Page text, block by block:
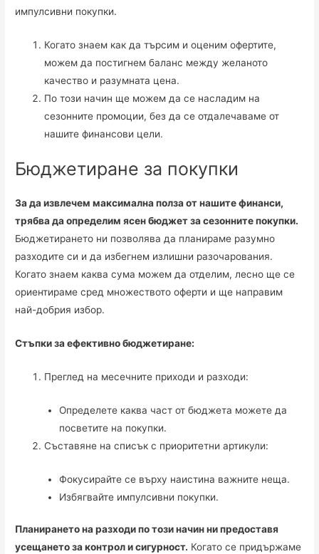
импулсивни покупки.
Когато знаем как да търсим и оценим офертите,
можем да постигнем баланс между желаното
качество и разумната цена.
По този начин ще можем да се насладим на
сезонните промоции, без да се отдалечаваме от
нашите финансови цели.
Бюджетиране за покупки
За да извлечем максимална полза от нашите финанси,
трябва да определим ясен бюджет за сезонните покупки.
Бюджетирането ни позволява да планираме разумно
разходите си и да избегнем излишни разочарования.
Когато знаем каква сума можем да отделим, лесно ще се
ориентираме сред множеството оферти и ще направим
най-добрия избор.
Стъпки за ефективно бюджетиране:
Преглед на месечните приходи и разходи:
Определете каква част от бюджета можете да
посветите на покупки.
Съставяне на списък с приоритетни артикули:
Фокусирайте се върху наистина важните неща.
Избягвайте импулсивни покупки.
Планирането на разходи по този начин ни предоставя
усещането за контрол и сигурност. Когато се придържаме